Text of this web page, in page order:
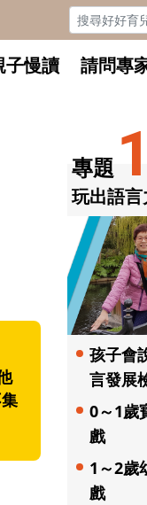
子慢讀 請問專
專題 1
玩出語言
孩子會
言發展
0～1歲
戲
1～2歲
戲